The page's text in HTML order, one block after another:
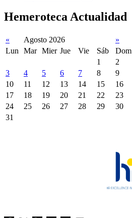
Hemeroteca Actualidad
« Agosto 2026
»
Lun
Mar Mier Jue Vie Sáb
Dom
1
2
3
4 5 6 7 8
9
10
11 12 13 14 15
16
17
18 19 20 21 22
23
24
25 26 27 28 29
30
31